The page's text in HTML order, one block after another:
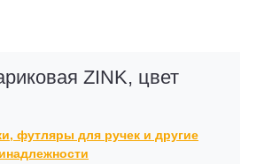
ZINK, цвет
футляры для ручек и другие